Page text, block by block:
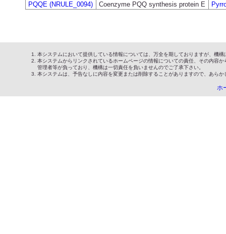
PQQE (NRULE_0094)
Coenzyme PQQ synthesis protein E
本システムにおいて提供している情報については、万全を期しておりますが、機
本システムからリンクされているホームページの情報についての責任、その内容
管理者等が負っており、機構は一切責任を負いませんのでご了承下さい。
本システムは、予告なしに内容を変更または削除することがありますので、あらか
ホ